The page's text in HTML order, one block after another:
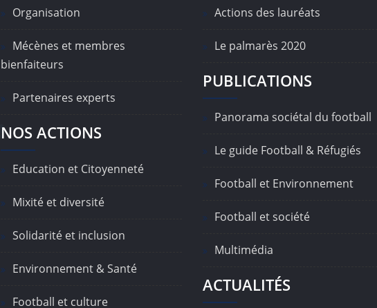
Organisation
Mécènes et membres
bienfaiteurs
Partenaires experts
NOS ACTIONS
Education et Citoyenneté
Mixité et diversité
Solidarité et inclusion
Environnement & Santé
Football et culture
Actions des lauréats
Le palmarès 2020
PUBLICATIONS
Panorama sociétal du football
Le guide Football & Réfugiés
Football et Environnement
Football et société
Multimédia
ACTUALITÉS